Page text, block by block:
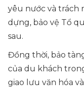
yêu nước và trách
dựng, bảo vệ Tổ
sau.
Đồng thời, bảo
của du khách
giao lưu văn hóa